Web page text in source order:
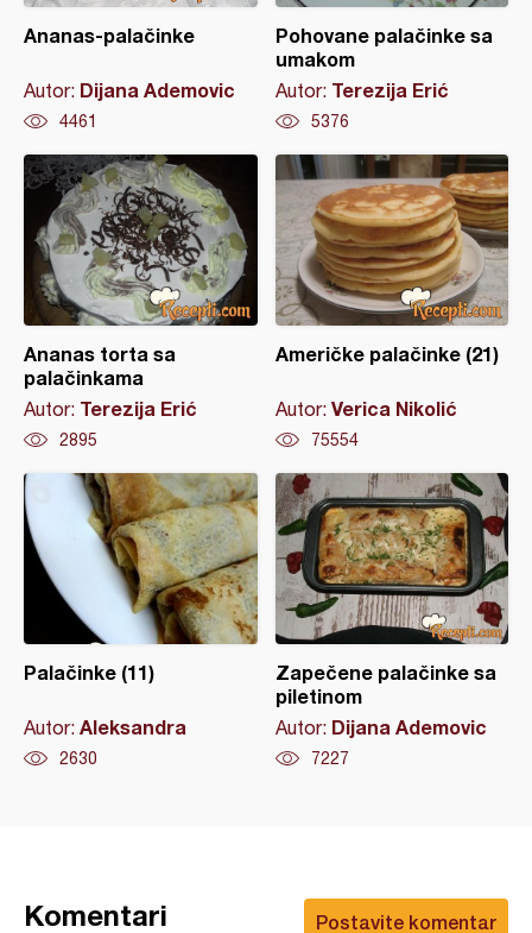
Ananas-palačinke
Autor: Dijana Ademovic
4461
Pohovane palačinke sa
umakom
Autor: Terezija Erić
5376
Ananas torta sa
palačinkama
Autor: Terezija Erić
2895
Američke palačinke (21)
Autor: Verica Nikolić
75554
Palačinke (11)
Autor: Aleksandra
2630
Zapečene palačinke sa
piletinom
Autor: Dijana Ademovic
7227
Postavite komentar
Komentari